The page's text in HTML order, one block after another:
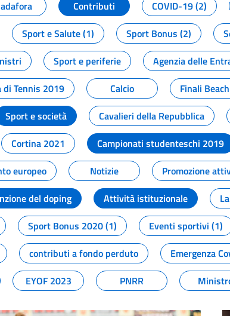
Contributi COVID-19 (2)
Sport e Salute (1) Sport Bonus (2)
Sport e periferie Agenzia delle
Tennis 2019 Calcio Finali
Sport e società Cavalieri della Repubblica
Cortina 2021 Campionati studenteschi 2019
europeo Notizie Promozione
del doping Attività istituzionale
Sport Bonus 2020 (1) Eventi sportivi (1)
contributi a fondo perduto Emergenza
EYOF 2023 PNRR